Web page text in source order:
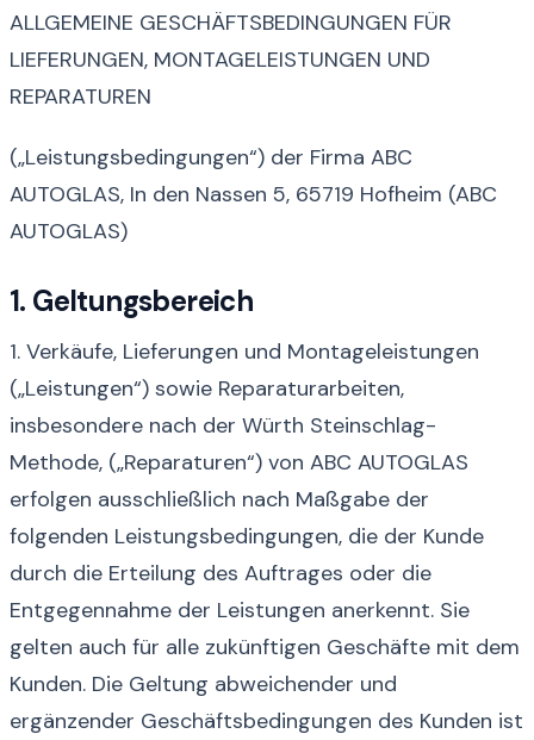
ALLGEMEINE GESCHÄFTSBEDINGUNGEN FÜR
LIEFERUNGEN, MONTAGELEISTUNGEN UND
REPARATUREN
(„Leistungsbedingungen“) der Firma ABC
AUTOGLAS, In den Nassen 5, 65719 Hofheim (ABC
AUTOGLAS)
1. Geltungsbereich
1. Verkäufe, Lieferungen und Montageleistungen
(„Leistungen“) sowie Reparaturarbeiten,
insbesondere nach der Würth Steinschlag-
Methode, („Reparaturen“) von ABC AUTOGLAS
erfolgen ausschließlich nach Maßgabe der
folgenden Leistungsbedingungen, die der Kunde
durch die Erteilung des Auftrages oder die
Entgegennahme der Leistungen anerkennt. Sie
gelten auch für alle zukünftigen Geschäfte mit dem
Kunden. Die Geltung abweichender und
ergänzender Geschäftsbedingungen des Kunden ist